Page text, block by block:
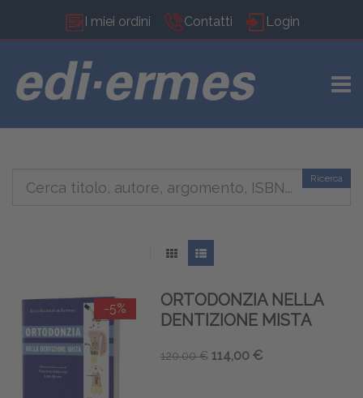
I miei ordini Contatti Login
Ricerca
-5%
ORTODONZIA NELLA
DENTIZIONE MISTA
120,00 € 114,00 €